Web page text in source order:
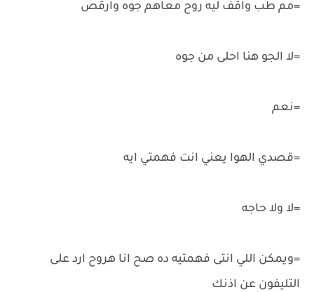
=مم طب واقف ليه روح معاهم جوه وارقص
=لا الجو هنا احلى من جوه
=نعم
=قصدي الهوا يعني انت فهمتي ايه
=لا ولا حاجه
=ويمكن اللي انتى فهمتيه ده صح انا هروح ارد على
التليفون عن اذنك